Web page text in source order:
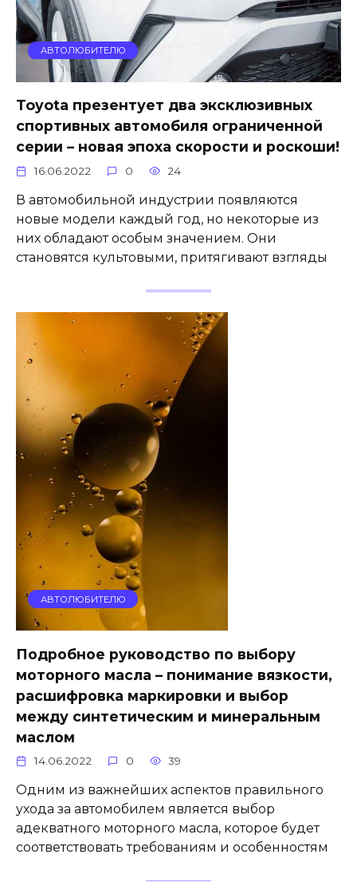
АВТОЛЮБИТЕЛЮ
Toyota презентует два эксклюзивных
спортивных автомобиля ограниченной
серии – новая эпоха скорости и роскоши!
16.06.2022 0 24
В автомобильной индустрии появляются
новые модели каждый год, но некоторые из
них обладают особым значением. Они
становятся культовыми, притягивают взгляды
АВТОЛЮБИТЕЛЮ
Подробное руководство по выбору
моторного масла – понимание вязкости,
расшифровка маркировки и выбор
между синтетическим и минеральным
маслом
14.06.2022 0 39
Одним из важнейших аспектов правильного
ухода за автомобилем является выбор
адекватного моторного масла, которое будет
соответствовать требованиям и особенностям